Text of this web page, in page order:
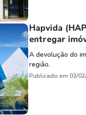
Hapvida
entregar
A devolução do
região.
Publicado em 03/